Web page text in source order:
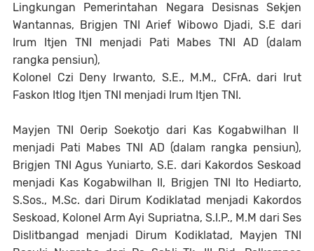
Lingkungan Pemerintahan Negara Desisnas Sekjen
Wantannas, Brigjen TNI Arief Wibowo Djadi, S.E dari
Irum Itjen TNI menjadi Pati Mabes TNI AD (dalam
rangka pensiun),
Kolonel Czi Deny Irwanto, S.E., M.M., CFrA. dari Irut
Faskon Itlog Itjen TNI menjadi Irum Itjen TNI.
Mayjen TNI Oerip Soekotjo dari Kas Kogabwilhan II
menjadi Pati Mabes TNI AD (dalam rangka pensiun),
Brigjen TNI Agus Yuniarto, S.E. dari Kakordos Seskoad
menjadi Kas Kogabwilhan II, Brigjen TNI Ito Hediarto,
S.Sos., M.Sc. dari Dirum Kodiklatad menjadi Kakordos
Seskoad, Kolonel Arm Ayi Supriatna, S.I.P., M.M dari Ses
Dislitbangad menjadi Dirum Kodiklatad, Mayjen TNI